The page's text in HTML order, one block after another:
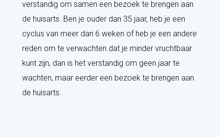
verstandig om samen een bezoek te brengen aan
de huisarts. Ben je ouder dan 35 jaar, heb je een
cyclus van meer dan 6 weken of heb je een andere
reden om te verwachten dat je minder vruchtbaar
kunt zijn, dan is het verstandig om geen jaar te
wachten, maar eerder een bezoek te brengen aan
de huisarts.